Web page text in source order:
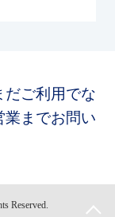
だご利用でな
業までお問い
Reserved.